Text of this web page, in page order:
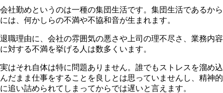
会社勤めというのは一種の集団生活です。集団生活であるから
には、何かしらの不満や不協和音が生まれます。
退職理由に、会社の雰囲気の悪さや上司の理不尽さ、業務内容
に対する不満を挙げる人は数多くいます。
実はそれ自体は特に問題ありません。誰でもストレスを溜め込
んだまま仕事をすることを良しとは思っていませんし、精神的
に追い詰められてしまってからでは遅いと言えます。